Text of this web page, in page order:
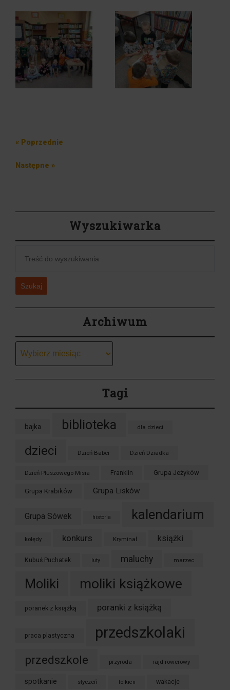
Nawigacja
Poprzedni
« Poprzednie
Następny
Następne »
Wyszukiwarka
Szukaj
Archiwum
Tagi
bajka biblioteka dla dzieci
dzieci Dzień Babci Dzień Dziadka
Dzień Pluszowego Misia Franklin Grupa Jeżyków
Grupa Krabików Grupa Lisków
Grupa Sówek historia kalendarium
kolędy konkurs Kryminał książki
Kubuś Puchatek luty maluchy marzec
Moliki moliki książkowe
poranek z książką poranki z książką
praca plastyczna przedszkolaki
przedszkole przyroda rajd rowerowy
spotkanie styczeń Tolkien wakacje